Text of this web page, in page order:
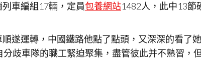
車編組17輛，定員包養網站1482人，此中13節
遂運轉，中國鐵路他點了點頭，又深深的看了
歧車隊的職工緊迫聚集，盡管彼此并不熟習，